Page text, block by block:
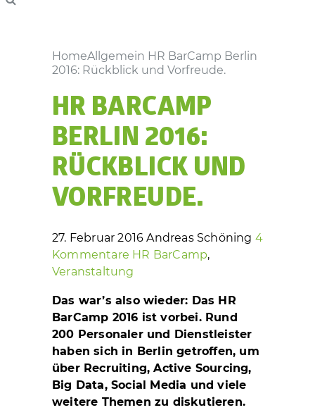
HomeAllgemein HR BarCamp Berlin
2016: Rückblick und Vorfreude.
HR BARCAMP
BERLIN 2016:
RÜCKBLICK UND
VORFREUDE.
27. Februar 2016 Andreas Schöning 4
Kommentare HR BarCamp,
Veranstaltung
Das war’s also wieder: Das HR
BarCamp 2016 ist vorbei. Rund
200 Personaler und Dienstleister
haben sich in Berlin getroffen, um
über Recruiting, Active Sourcing,
Big Data, Social Media und viele
weitere Themen zu diskutieren.